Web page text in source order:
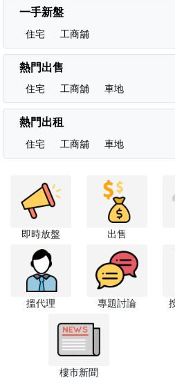
一手新盤
住宅 工商舖
熱門出售
住宅 工商舖 車地
熱門出租
住宅 工商舖 車地
即時放盤 出售
搵代理 專題討論
樓市新聞